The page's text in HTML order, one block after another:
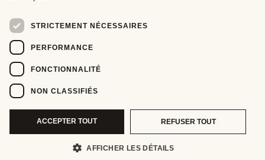
STRICTEMENT NÉCESSAIRES
PERFORMANCE
FONCTIONNALITÉ
NON CLASSIFIÉS
ACCEPTER TOUT REFUSER TOUT
AFFICHER LES DÉTAILS